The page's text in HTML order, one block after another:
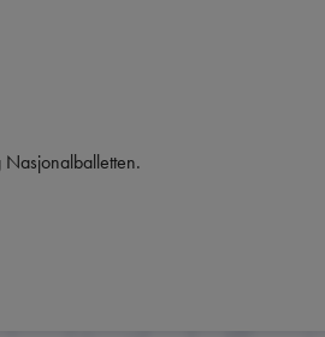
Nasjonalballetten.